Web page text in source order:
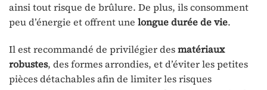
ainsi tout risque de brûlure. De plus, ils consomment
peu d’énergie et offrent une longue durée de vie.
Il est recommandé de privilégier desmatériaux
robustes, des formes arrondies, et d’éviter les petites
pièces détachables afin de limiter les risques